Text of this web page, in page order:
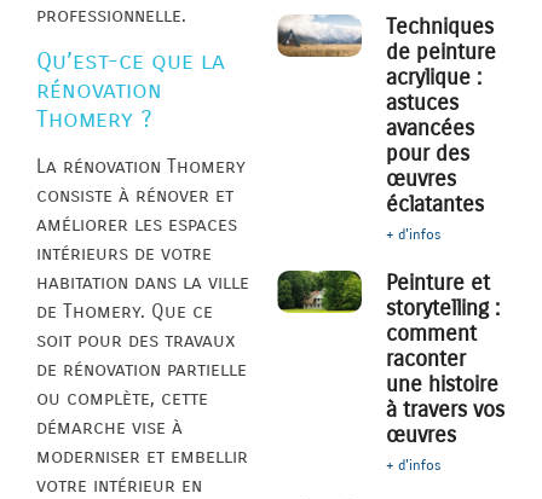
professionnelle.
Qu’est-ce que la
rénovation
Thomery ?
La rénovation Thomery
consiste à rénover et
améliorer les espaces
intérieurs de votre
habitation dans la ville
de Thomery. Que ce
soit pour des travaux
de rénovation partielle
ou complète, cette
démarche vise à
moderniser et embellir
votre intérieur en
Techniques
de peinture
acrylique :
astuces
avancées
pour des
œuvres
éclatantes
+ d'infos
Peinture et
storytelling :
comment
raconter
une histoire
à travers vos
œuvres
+ d'infos